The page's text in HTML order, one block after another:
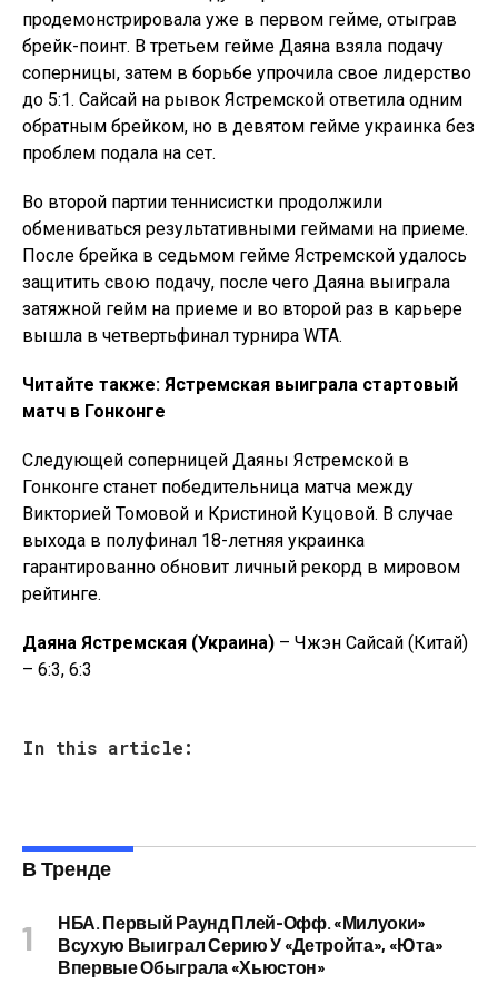
продемонстрировала уже в первом гейме, отыграв
брейк-поинт. В третьем гейме Даяна взяла подачу
соперницы, затем в борьбе упрочила свое лидерство
до 5:1. Сайсай на рывок Ястремской ответила одним
обратным брейком, но в девятом гейме украинка без
проблем подала на сет.
Во второй партии теннисистки продолжили
обмениваться результативными геймами на приеме.
После брейка в седьмом гейме Ястремской удалось
защитить свою подачу, после чего Даяна выиграла
затяжной гейм на приеме и во второй раз в карьере
вышла в четвертьфинал турнира WTA.
Читайте также: Ястремская выиграла стартовый
матч в Гонконге
Следующей соперницей Даяны Ястремской в
Гонконге станет победительница матча между
Викторией Томовой и Кристиной Куцовой. В случае
выхода в полуфинал 18-летняя украинка
гарантированно обновит личный рекорд в мировом
рейтинге.
Даяна Ястремская (Украина) – Чжэн Сайсай (Китай)
– 6:3, 6:3
In this article:
В Тренде
НБА. Первый Раунд Плей-Офф. «Милуоки»
Всухую Выиграл Серию У «Детройта», «Юта»
Впервые Обыграла «Хьюстон»